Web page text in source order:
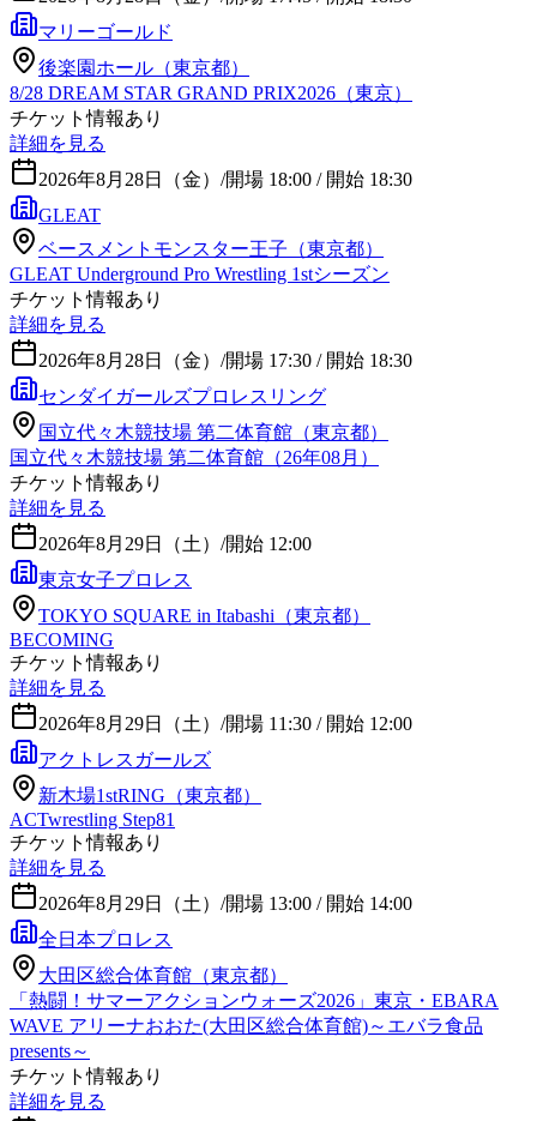
マリーゴールド
後楽園ホール（東京都）
8/28 DREAM STAR GRAND PRIX2026（東京）
チケット情報あり
詳細を見る
2026年8月28日（金） /開場 18:00 / 開始 18:30
GLEAT
ベースメントモンスター王子（東京都）
GLEAT Underground Pro Wrestling 1stシーズン
チケット情報あり
詳細を見る
2026年8月28日（金） /開場 17:30 / 開始 18:30
センダイガールズプロレスリング
国立代々木競技場 第二体育館（東京都）
国立代々木競技場 第二体育館（26年08月）
チケット情報あり
詳細を見る
2026年8月29日（土） /開始 12:00
東京女子プロレス
TOKYO SQUARE in Itabashi（東京都）
BECOMING
チケット情報あり
詳細を見る
2026年8月29日（土） /開場 11:30 / 開始 12:00
アクトレスガールズ
新木場1stRING（東京都）
ACTwrestling Step81
チケット情報あり
詳細を見る
2026年8月29日（土） /開場 13:00 / 開始 14:00
全日本プロレス
大田区総合体育館（東京都）
「熱闘！サマーアクションウォーズ2026」東京・EBARA
WAVE アリーナおおた(大田区総合体育館)～エバラ食品
presents～
チケット情報あり
詳細を見る